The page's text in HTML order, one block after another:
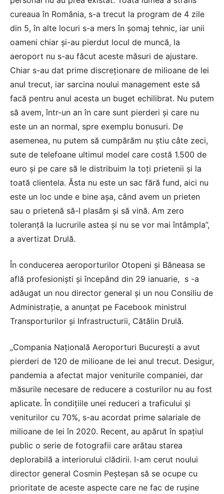
cureaua în România, s-a trecut la program de 4 zile
din 5, în alte locuri s-a mers în şomaj tehnic, iar unii
oameni chiar şi-au pierdut locul de muncă, la
aeroport nu s-au făcut aceste măsuri de ajustare.
Chiar s-au dat prime discreţionare de milioane de lei
anul trecut, iar sarcina noului management este să
facă pentru anul acesta un buget echilibrat. Nu putem
să avem, într-un an în care sunt pierderi şi care nu
este un an normal, spre exemplu bonusuri. De
asemenea, nu putem să cumpărăm nu ştiu câte zeci,
sute de telefoane ultimul model care costă 1.500 de
euro şi pe care să le distribuim la toţi prietenii şi la
toată clientela. Ăsta nu este un sac fără fund, aici nu
este un loc unde e bine aşa, când avem un prieten
sau o prietenă să-l plasăm şi să vină. Am zero
toleranţă la lucrurile astea şi nu se vor mai întâmpla”,
a avertizat Drulă.
În conducerea aeroporturilor Otopeni şi Băneasa se
află profesionişti şi începând din 29 ianuarie, s -a
adăugat un nou director general şi un nou Consiliu de
Administraţie, a anunţat pe Facebook ministrul
Transporturilor şi Infrastructurii, Cătălin Drulă.
„Compania Naţională Aeroporturi Bucureşti a avut
pierderi de 120 de milioane de lei anul trecut. Desigur,
pandemia a afectat major veniturile companiei, dar
măsurile necesare de reducere a costurilor nu au fost
aplicate. În condiţiile unei reduceri a traficului şi
veniturilor cu 70%, s-au acordat prime salariale de
milioane de lei în 2020. Recent, au apărut în spaţiul
public o serie de fotografii care arătau starea
deplorabilă a interiorului clădirii. I-am cerut noului
director general Cosmin Peşteşan să se ocupe cu
prioritate de aceste aspecte care ne fac de ruşine